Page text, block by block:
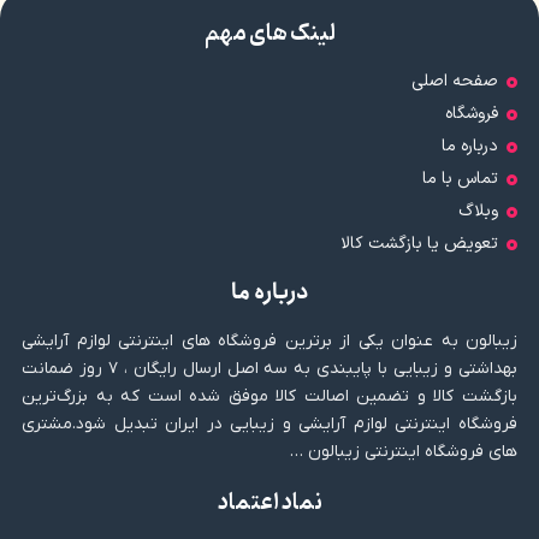
لینک های مهم
صفحه اصلی
فروشگاه
درباره ما
تماس با ما
وبلاگ
تعویض یا بازگشت کالا
درباره ما
زیبالون به عنوان یکی از برترین فروشگاه های اینترنتی لوازم آرایشی
بهداشتی و زیبایی با پایبندی به سه اصل ارسال رایگان ، ۷ روز ضمانت
بازگشت کالا و تضمین اصالت کالا موفق شده است که به بزرگ‌ترین
فروشگاه اینترنتی لوازم آرایشی و زیبایی در ایران تبدیل شود.مشتری
های فروشگاه اینترنتی زیبالون …
نماد اعتماد